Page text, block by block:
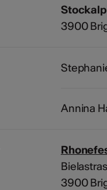
3900
Annina
3900